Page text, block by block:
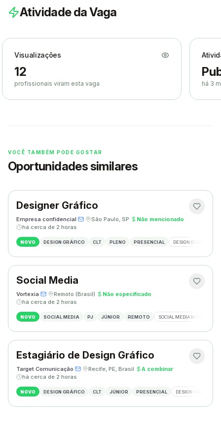
Atividade da Vaga
Visualizações
12
profissionais viram esta vaga há 3
VOCÊ TAMBÉM PODE GOSTAR
Oportunidades similares
Designer Gráfico
Empresa confidencial· · São Paulo, SP· Não mencionado·
há cerca de 2 horas
NOVO DESIGN GRÁFICO CLT PLENO PRESENCIAL DESIGN GRÁFICO
Social Media
Vortexia· · Remoto (Brasil)· Não especificado·
há cerca de 2 horas
NOVO SOCIAL MEDIA PJ JÚNIOR REMOTO SOCIAL MEDIA MARKETING
Estagiário de Design Gráfico
Target Comunicação· · Recife, PE, Brasil· A combinar·
há cerca de 2 horas
NOVO DESIGN GRÁFICO CLT JÚNIOR PRESENCIAL DESIGN GRÁFICO